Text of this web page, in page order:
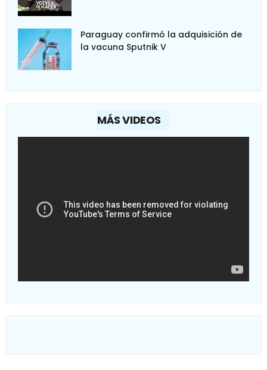
Paraguay confirmó la adquisición de
la vacuna Sputnik V
MÁS VIDEOS